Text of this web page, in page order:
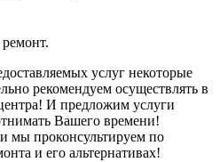
услуг некоторые
рекомендуем осуществлять в
И предложим услуги
Вашего времени!
мы проконсультируем по
и его альтернативах!